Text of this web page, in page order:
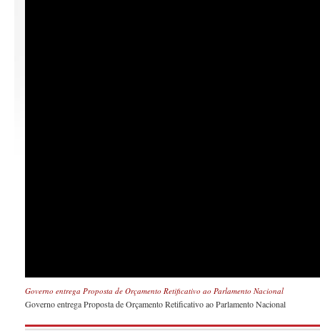
Governo entrega Proposta de Orçamento Retificativo ao Parlamento Nacional
Governo entrega Proposta de Orçamento Retificativo ao Parlamento Nacional